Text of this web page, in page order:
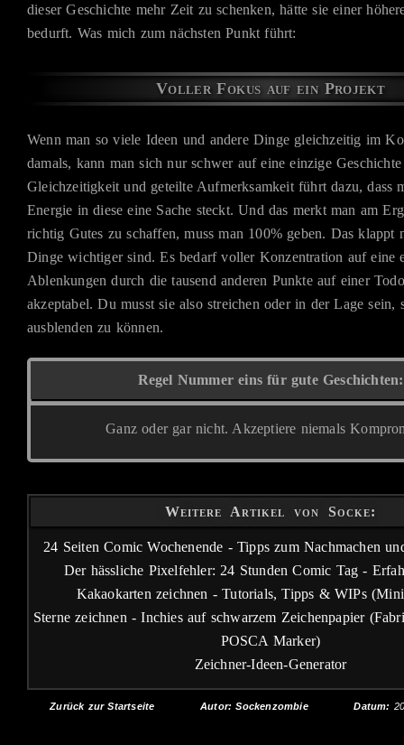
dieser Geschichte mehr Zeit zu schenken, hätte sie einer
bedurft. Was mich zum nächsten Punkt führt:
Voller Fokus auf ein Projekt
Wenn man so viele Ideen und andere Dinge gleichzeitig im
damals, kann man sich nur schwer auf eine einzige
Gleichzeitigkeit und geteilte Aufmerksamkeit führt dazu, dass
Energie in diese eine Sache steckt. Und das merkt man am
richtig Gutes zu schaffen, muss man 100% geben. Das klappt
Dinge wichtiger sind. Es bedarf voller Konzentration auf eine
Ablenkungen durch die tausend anderen Punkte auf einer
akzeptabel. Du musst sie also streichen oder in der Lage sein,
ausblenden zu können.
Regel Nummer eins für gute Geschichten:
Ganz oder gar nicht. Akzeptiere niemals
Weitere Artikel von Socke:
24 Seiten Comic Wochenende - Tipps zum Nachmachen
Der hässliche Pixelfehler: 24 Stunden Comic Tag -
Kakaokarten zeichnen - Tutorials, Tipps & WIPs
Sterne zeichnen - Inchies auf schwarzem Zeichenpapier
POSCA Marker)
Zeichner-Ideen-Generator
Zurück zur Startseite Autor: Sockenzombie Datum: